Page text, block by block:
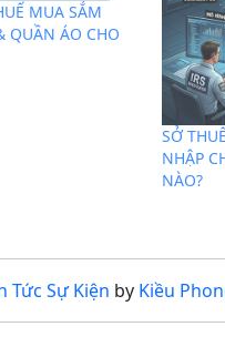
MUA SẮM
QUẦN ÁO CHO
SỞ
NHẬP
NÀO?
Tức Sự Kiện by Kiều